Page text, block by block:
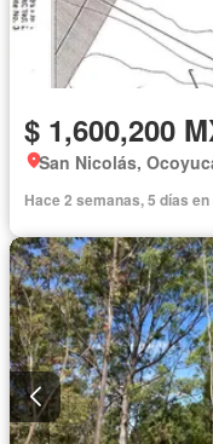
$ 1,600,200
San Nicolás,
Hace 2 semanas, 5 días